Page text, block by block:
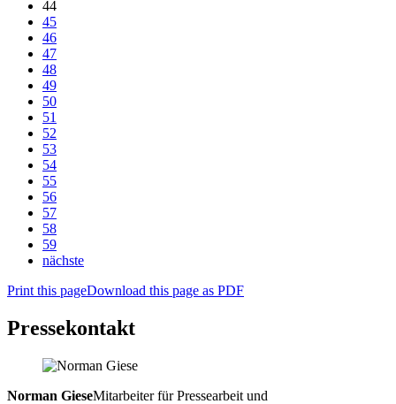
44
45
46
47
48
49
50
51
52
53
54
55
56
57
58
59
nächste
Print this pageDownload this page as PDF
Pressekontakt
Norman GieseMitarbeiter für Pressearbeit und